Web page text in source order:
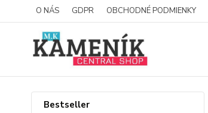
O NÁS GDPR OBCHODNÉ PODMIENKY
Bestseller